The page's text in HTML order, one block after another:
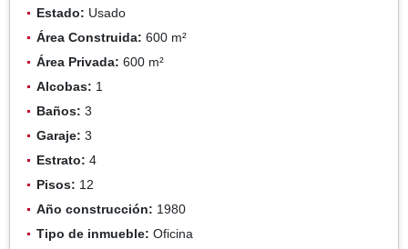
Estado: Usado
Área Construida: 600 m²
Área Privada: 600 m²
Alcobas: 1
Baños: 3
Garaje: 3
Estrato: 4
Pisos: 12
Año construcción: 1980
Tipo de inmueble: Oficina